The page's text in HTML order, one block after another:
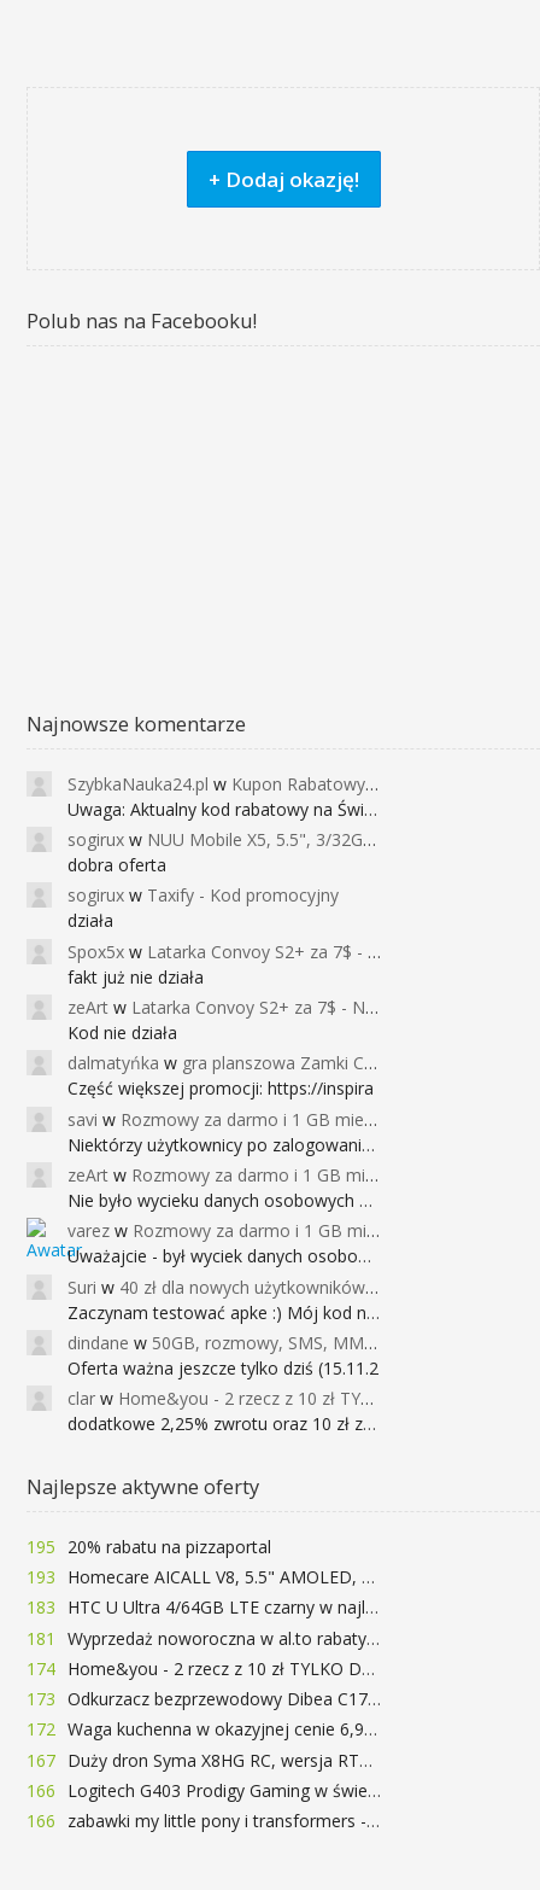
+ Dodaj okazję!
Polub nas na Facebooku!
Najnowsze komentarze
SzybkaNauka24.pl w Kupon Rabatowy na Kurs Angielskiego dla Dzieci - FunEnglish
Uwaga: Aktualny kod rabatowy na Święta (
sogirux w NUU Mobile X5, 5.5", 3/32GB, czujnik linii papilarnych, 2950mAh, aparat 13MP za 267zł - Banggood
dobra oferta
sogirux w Taxify - Kod promocyjny
działa
Spox5x w Latarka Convoy S2+ za 7$ - Najniższa cena od 2017r
fakt już nie działa
zeArt w Latarka Convoy S2+ za 7$ - Najniższa cena od 2017r
Kod nie działa
dalmatyńka w gra planszowa Zamki Caladale za 39zł
Część większej promocji: https://inspira
savi w Rozmowy za darmo i 1 GB miesięcznie
Niektórzy użytkownicy po zalogowaniu do
zeArt w Rozmowy za darmo i 1 GB miesięcznie
Nie było wycieku danych osobowych a nieo
varez w Rozmowy za darmo i 1 GB miesięcznie
Uważajcie - był wyciek danych osobowych
Suri w 40 zł dla nowych użytkowników Google Pay (dawniej Android Pay)
Zaczynam testować apke :) Mój kod na 40
dindane w 50GB, rozmowy, SMS, MMS bez limitu przez 6 miesięcy za darmo za przeniesienie numeru do Play NEXT
Oferta ważna jeszcze tylko dziś (15.11.2
clar w Home&you - 2 rzecz z 10 zł TYLKO DZISIAJ
dodatkowe 2,25% zwrotu oraz 10 zł za r
Najlepsze aktywne oferty
195
20% rabatu na pizzaportal
193
Homecare AICALL V8, 5.5" AMOLED, 4/128GB, Snapdragon 652, LTE, QC3.0, 3400mAh za 416zł
183
HTC U Ultra 4/64GB LTE czarny w najlepszej cenie na rynku 799 zł!!!
181
Wyprzedaż noworoczna w al.to rabaty do 72%
174
Home&you - 2 rzecz z 10 zł TYLKO DZISIAJ
173
Odkurzacz bezprzewodowy Dibea C17 za 77.99$ (~290zł)
172
Waga kuchenna w okazyjnej cenie 6,99$
167
Duży dron Syma X8HG RC, wersja RTF, kamera 8MP za 62$ (~233zł) - TomTop
166
Logitech G403 Prodigy Gaming w świetnej cenie 169 zł
166
zabawki my little pony i transformers -50%!